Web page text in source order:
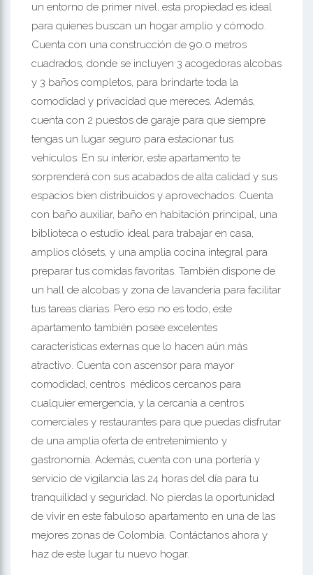
un entorno de primer nivel, esta propiedad es ideal
para quienes buscan un hogar amplio y cómodo.
Cuenta con una construcción de 90.0 metros
cuadrados, donde se incluyen 3 acogedoras alcobas
y 3 baños completos, para brindarte toda la
comodidad y privacidad que mereces. Además,
cuenta con 2 puestos de garaje para que siempre
tengas un lugar seguro para estacionar tus
vehículos. En su interior, este apartamento te
sorprenderá con sus acabados de alta calidad y sus
espacios bien distribuidos y aprovechados. Cuenta
con baño auxiliar, baño en habitación principal, una
biblioteca o estudio ideal para trabajar en casa,
amplios clósets, y una amplia cocina integral para
preparar tus comidas favoritas. También dispone de
un hall de alcobas y zona de lavandería para facilitar
tus tareas diarias. Pero eso no es todo, este
apartamento también posee excelentes
características externas que lo hacen aún más
atractivo. Cuenta con ascensor para mayor
comodidad, centros médicos cercanos para
cualquier emergencia, y la cercanía a centros
comerciales y restaurantes para que puedas disfrutar
de una amplia oferta de entretenimiento y
gastronomía. Además, cuenta con una portería y
servicio de vigilancia las 24 horas del día para tu
tranquilidad y seguridad. No pierdas la oportunidad
de vivir en este fabuloso apartamento en una de las
mejores zonas de Colombia. Contáctanos ahora y
haz de este lugar tu nuevo hogar.